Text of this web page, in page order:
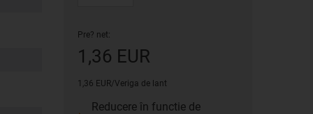
Pre? net:
1,36 EUR
1,36 EUR/Veriga de lant
Reducere în functie de